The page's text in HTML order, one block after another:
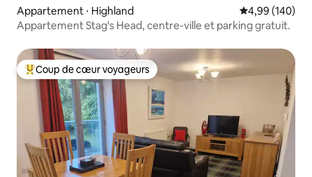
Appartement ⋅ Highland Évaluation
4,99 (140)
Appartement Stag's Head, centre-ville et parking gratuit.
Coups de cœur voyageurs les plus appréciés
Coup de cœur voyageurs